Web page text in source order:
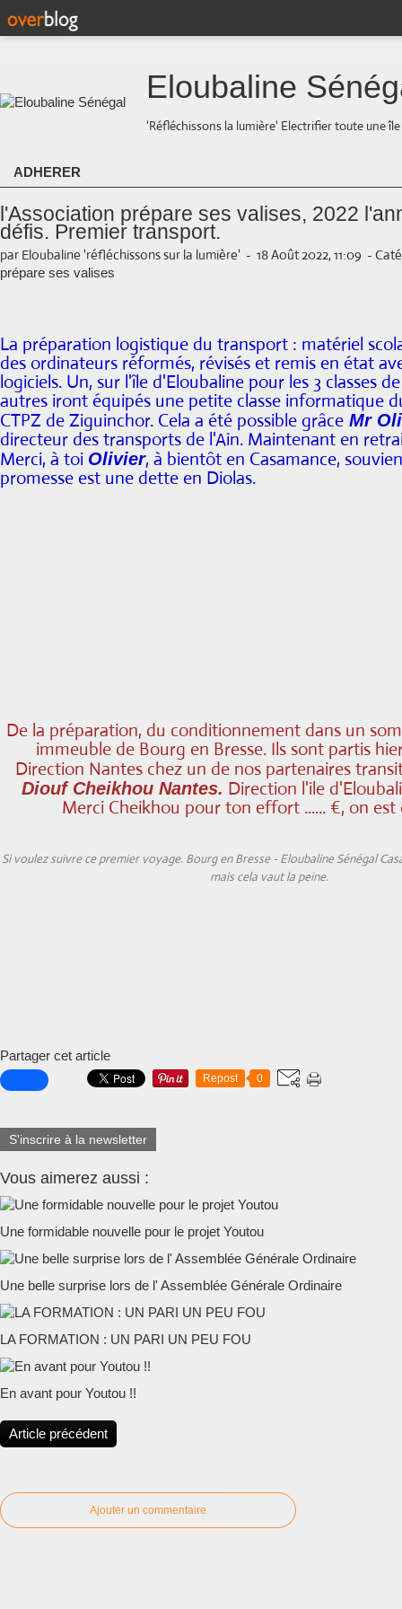
Eloubaline
'Réfléchissons la lumière' Electrifier toute une
ADHERER
l'Association prépare ses valises, 2022
défis. Premier transport.
par Eloubaline 'réfléchissons sur la lumière' - 18 Août 2022, 11:09 -
prépare ses valises
La préparation logistique du transport : matériel
des ordinateurs réformés, révisés et remis en état
logiciels. Un, sur l'île d'Eloubaline pour les 3 classes
autres iront équipés une petite classe informatique
CTPZ de Ziguinchor. Cela a été possible grâce Mr
directeur des transports de l'Ain. Maintenant en
Merci, à toi Olivier, à bientôt en Casamance,
promesse est une dette en Diolas.
De la préparation, du conditionnement dans un
immeuble de Bourg en Bresse. Ils sont partis
Direction Nantes chez un de nos partenaires
Diouf Cheikhou Nantes. Direction l'ile
Merci Cheikhou pour ton effort ...... €, on est
Si voulez suivre ce premier voyage. Bourg en Bresse - Eloubaline Sénégal
mais cela vaut la peine.
Partager cet article
Repost 0
S'inscrire à la newsletter
Vous aimerez aussi :
Une formidable nouvelle pour le projet Youtou
Une belle surprise lors de l' Assemblée Générale Ordinaire
LA FORMATION : UN PARI UN PEU FOU
En avant pour Youtou !!
Article précédent
Ajouter un commentaire